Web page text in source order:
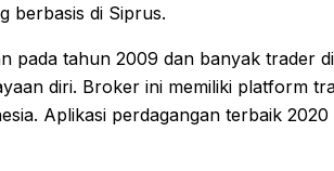
berbasis di Siprus.
pada tahun 2009 dan banyak trader
diri. Broker ini memiliki platform
Aplikasi perdagangan terbaik